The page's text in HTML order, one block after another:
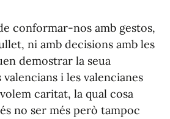
conformar-nos amb gestos,
ni amb decisions amb les
demostrar la seua
i les valencianes
caritat, la qual cosa
no ser més però tampoc